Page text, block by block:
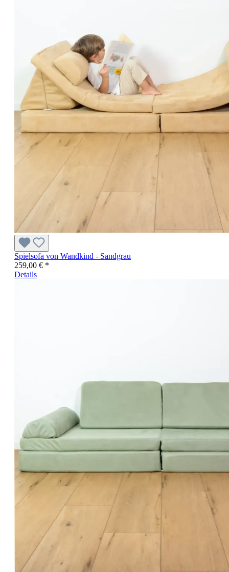
Spielsofa von Wandkind - Sandgrau
259,00 € *
Details